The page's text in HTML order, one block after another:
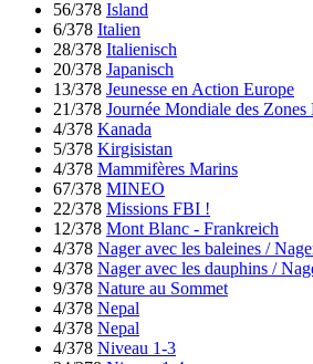
56/378 Island
6/378 Italien
28/378 Italienisch
20/378 Japanisch
13/378 Jeunesse en Action Europe
21/378 Journée Mondiale des
4/378 Kanada
5/378 Kirgisistan
4/378 Mammifères Marins
67/378 MINEO
22/378 Missions FBI !
12/378 Mont Blanc - Frankreich
4/378 Nager avec les baleines /
4/378 Nager avec les dauphins /
9/378 Nature au Sommet
4/378 Nepal
4/378 Nepal
4/378 Niveau 1-3